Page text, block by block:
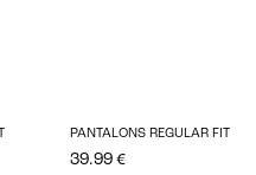
PANTALONS REGULAR FIT
39.99 €